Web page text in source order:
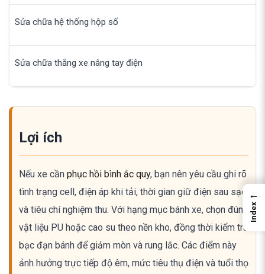
Sửa chữa hệ thống hộp số
Sửa chữa thắng xe nâng tay điện
Lợi ích
Nếu xe cần phục hồi bình ắc quy, bạn nên yêu cầu ghi rõ
tình trạng cell, điện áp khi tải, thời gian giữ điện sau sạc
và tiêu chí nghiệm thu. Với hạng mục bánh xe, chọn đúng
vật liệu PU hoặc cao su theo nền kho, đồng thời kiểm tra
bạc đạn bánh để giảm mòn và rung lắc. Các điểm này
ảnh hưởng trực tiếp độ êm, mức tiêu thụ điện và tuổi thọ
←
Index